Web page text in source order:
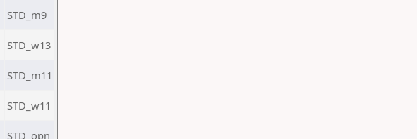
STD_m9
STD_w13
STD_m11
STD_w11
STD_opn